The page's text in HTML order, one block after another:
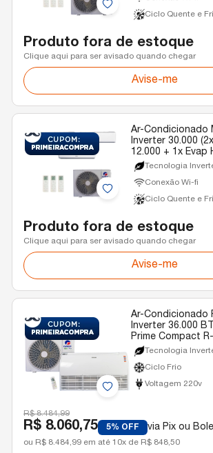
Ciclo Quente e
Produto fora de estoque
Clique aqui para ser avisado quando chegar
Avise-me
Ar-Condicionado
Inverter 30.000
12.000 + 1x Evap
Gree Quente/Frio
Tecnologia
Conexão Wi-fi
Ciclo Quente e
Produto fora de estoque
Clique aqui para ser avisado quando chegar
Avise-me
Ar-Condicionado
Inverter 36.000
Prime Compact
Monofásico
Tecnologia
Ciclo Frio
Voltagem 220v
R$ 8.484,99
R$ 8.060,75 5% OFF via Pix ou
ou R$ 8.484,99 em até 10x de R$ 848,50